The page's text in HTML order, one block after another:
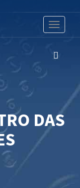
Toggle
DAS